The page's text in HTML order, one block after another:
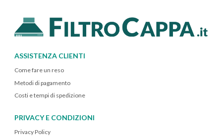
ASSISTENZA CLIENTI
Come fare un reso
Metodi di pagamento
Costi e tempi di spedizione
PRIVACY E CONDIZIONI
Privacy Policy